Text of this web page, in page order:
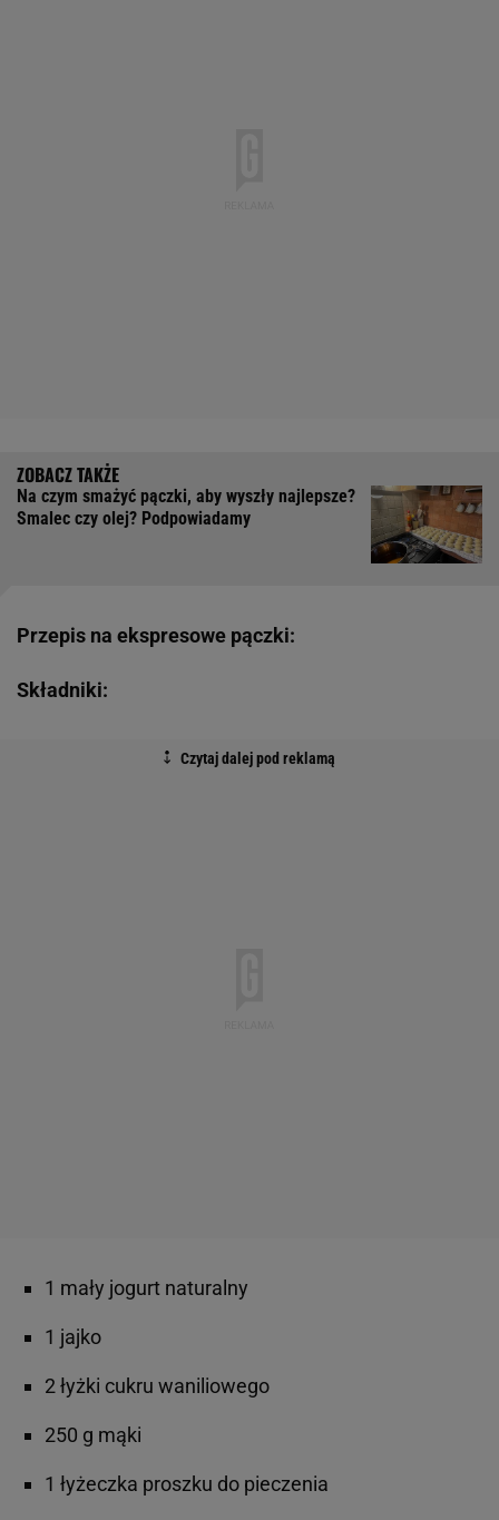
Na czym smażyć pączki, aby wyszły najlepsze?
Smalec czy olej? Podpowiadamy
Przepis na ekspresowe pączki:
Składniki:
1 mały jogurt naturalny
1 jajko
2 łyżki cukru waniliowego
250 g mąki
1 łyżeczka proszku do pieczenia